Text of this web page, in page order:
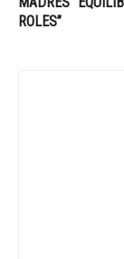
ROLES”